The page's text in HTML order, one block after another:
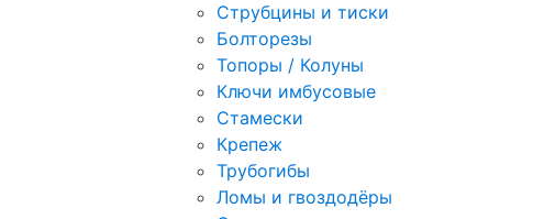
Струбцины и тиски
Болторезы
Топоры / Колуны
Ключи имбусовые
Стамески
Крепеж
Трубогибы
Ломы и гвоздодёры